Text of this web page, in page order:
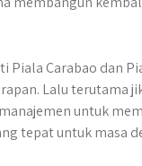
Carabao dan
Lalu terutama
untuk
tepat untuk masa